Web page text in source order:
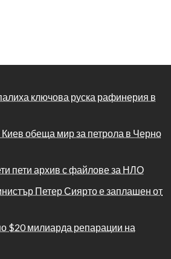
ключова руска рафинерия в
обеща мир за петрола в Черно
пети архив с файлове за НЛО
Петер Сиярто е заплашен от
$20 милиарда репарации на